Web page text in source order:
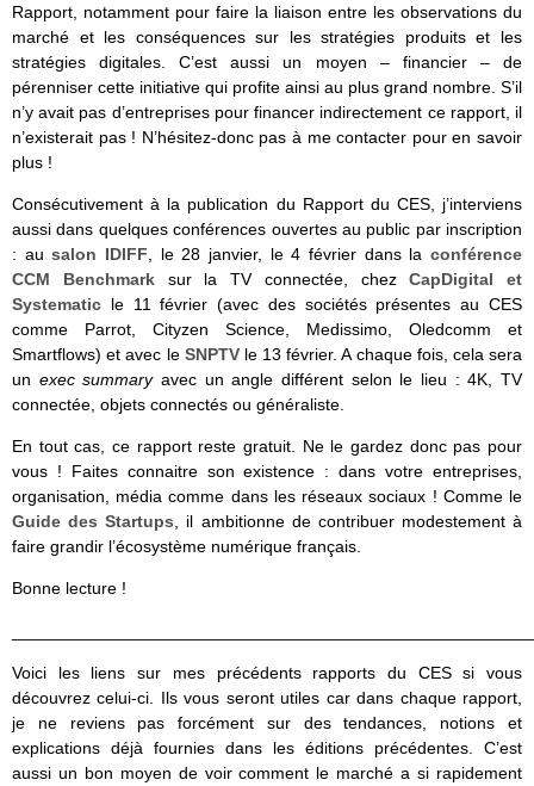
Rapport, notamment pour faire la liaison entre les observations du
marché et les conséquences sur les stratégies produits et les
stratégies digitales. C’est aussi un moyen – financier – de
pérenniser cette initiative qui profite ainsi au plus grand nombre. S’il
n’y avait pas d’entreprises pour financer indirectement ce rapport, il
n’existerait pas ! N’hésitez-donc pas à me contacter pour en savoir
plus !
Consécutivement à la publication du Rapport du CES, j’interviens
aussi dans quelques conférences ouvertes au public par inscription
: ausalon IDIFF, le 28 janvier, le 4 février dans laconférence
CCM Benchmarksur la TV connectée, chezCapDigital et
Systematic le 11 février (avec des sociétés présentes au CES
comme Parrot, Cityzen Science, Medissimo, Oledcomm et
Smartflows) et avec le SNPTVle 13 février. A chaque fois, cela sera
un exec summaryavec un angle différent selon le lieu : 4K, TV
connectée, objets connectés ou généraliste.
En tout cas, ce rapport reste gratuit. Ne le gardez donc pas pour
vous ! Faites connaitre son existence : dans votre entreprises,
organisation, média comme dans les réseaux sociaux ! Comme le
Guide des Startups, il ambitionne de contribuer modestement à
faire grandir l’écosystème numérique français.
Bonne lecture !
Voici les liens sur mes précédents rapports du CES si vous
découvrez celui-ci. Ils vous seront utiles car dans chaque rapport,
je ne reviens pas forcément sur des tendances, notions et
explications déjà fournies dans les éditions précédentes. C’est
aussi un bon moyen de voir comment le marché a si rapidement